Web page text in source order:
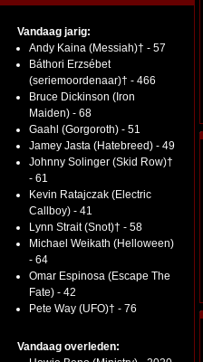
Vandaag jarig:
Andy Kaina (Messiah)† - 57
Báthori Erzsébet
(seriemoordenaar)† - 466
Bruce Dickinson (Iron
Maiden) - 68
Gaahl (Gorgoroth) - 51
Jamey Jasta (Hatebreed) - 49
Johnny Solinger (Skid Row)†
- 61
Kevin Ratajczak (Electric
Callboy) - 41
Lynn Strait (Snot)† - 58
Michael Weikath (Helloween)
- 64
Omar Espinosa (Escape The
Fate) - 42
Pete Way (UFO)† - 76
Vandaag overleden: